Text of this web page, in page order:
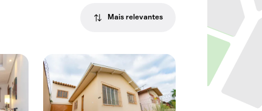
Mais relevantes